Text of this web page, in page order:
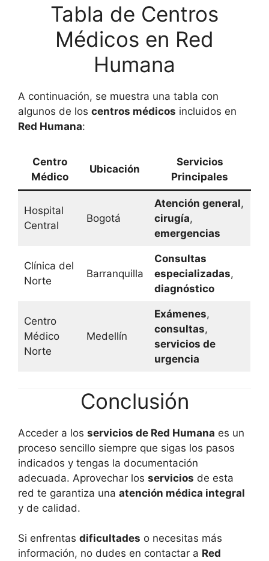
Tabla de Centros
Médicos en Red
Humana
A continuación, se muestra una tabla con
algunos de los centros médicos incluidos en
Red Humana:
Centro
Médico
Ubicación
Servicios
Principales
Hospital
Central
Bogotá
Atención general,
cirugía,
emergencias
Clínica del
Norte
Barranquilla
Consultas
especializadas,
diagnóstico
Centro
Médico
Norte
Medellín
Exámenes,
consultas,
servicios de
urgencia
Conclusión
Acceder a los servicios de Red Humana es un
proceso sencillo siempre que sigas los pasos
indicados y tengas la documentación
adecuada. Aprovechar los servicios de esta
red te garantiza una atención médica integral
y de calidad.
Si enfrentas dificultades o necesitas más
información, no dudes en contactar a Red